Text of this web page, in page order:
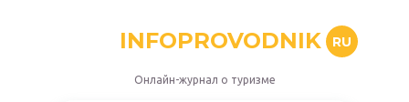
INFOPROVODNIK RU
Онлайн-журнал о туризме